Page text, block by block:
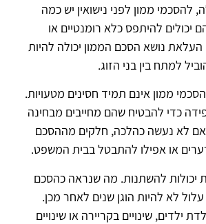
להסכמי ממון לפני נישואין יש כמה
יכולים להיתפס כלא רומנטיים או
העלאת נושא הסכם הממון יכולה להיות
למתח בין בני הזוג.
ממון אינם תמיד חסינים מטעויות.
כדי להבטיח שהם מחייבים מבחינה
אם לא נעשה כהלכה, חלקים מההסכם
או אפילו להתבטל בבית המשפט.
יכולות להשתנות. מה שנראה כהסכם
עלול לא להיות הוגן שנים לאחר מכן.
ילדים, שינויים בקריירה או שינויים